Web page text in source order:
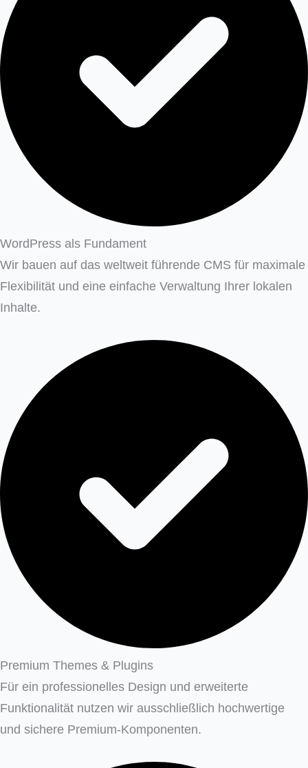
WordPress als Fundament
Wir bauen auf das weltweit führende CMS für maximale
Flexibilität und eine einfache Verwaltung Ihrer lokalen
Inhalte.
Premium Themes & Plugins
Für ein professionelles Design und erweiterte
Funktionalität nutzen wir ausschließlich hochwertige
und sichere Premium-Komponenten.